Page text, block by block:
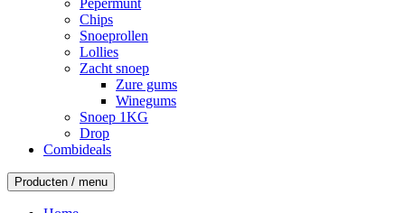
Chips
Snoeprollen
Lollies
Zacht snoep
Zure gums
Winegums
Snoep 1KG
Drop
Combideals
Producten / menu